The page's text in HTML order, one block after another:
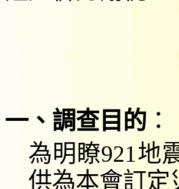
一、調查目的 ：
為明瞭921地
供為本會訂定